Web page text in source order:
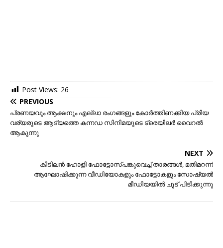
Post Views: 26
PREVIOUS
പ്രണയവും ആക്ഷനും എല്ലാ രംഗങ്ങളും കോര്‍ത്തിണക്കിയ പ്രിയ
വര്യരുടെ ആദ്യത്തെ കന്നഡ സിനിമയുടെ ട്രെയിലര്‍ വൈറല്‍
ആകുന്നു
NEXT
കിടിലന്‍ ഹോളി ഫോട്ടോസ്പങ്കുവെച്ച് താരങ്ങള്‍, മതിമറന്ന്
ആഘോഷിക്കുന്ന വീഡിയോകളും ഫോട്ടോകളും സോഷ്യല്‍
മീഡിയയില്‍ ചൂട് പിടിക്കുന്നു